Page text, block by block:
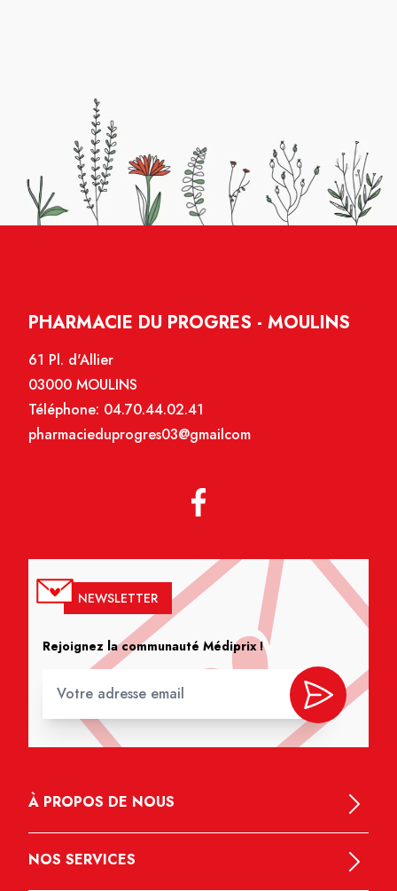
PHARMACIE DU PROGRES - MOULINS
61 Pl. d'Allier
03000 MOULINS
Téléphone: 04.70.44.02.41
pharmacieduprogres03@gmailcom
NEWSLETTER
Rejoignez la communauté Médiprix !
À PROPOS DE NOUS
NOS SERVICES